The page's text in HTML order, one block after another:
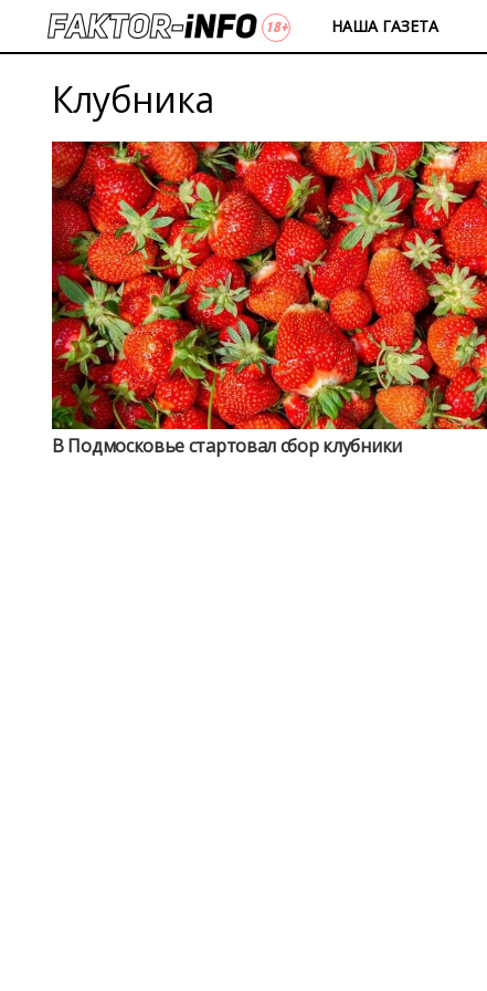
НАША ГАЗЕТА
Клубника
В Подмосковье стартовал сбор клубники